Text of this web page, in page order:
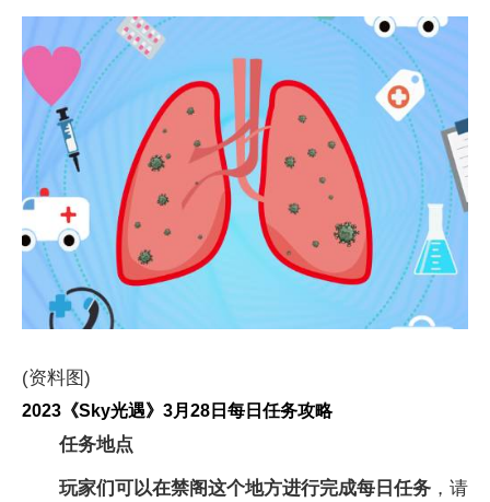
(资料图)
2023《Sky光遇》3月28日每日任务攻略
任务地点
玩家们可以在禁阁这个地方进行完成每日任务 ，请